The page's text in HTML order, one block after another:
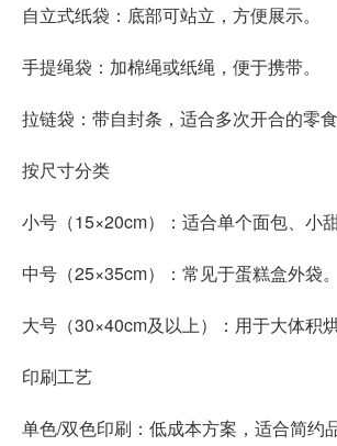
自立式纸袋 ：底部可站立，方便展示。
手提绳袋 ：加棉绳或纸绳，便于携带。
拉链袋：带自封条，适合多次开合的零食
按尺寸分类
小号（15×20cm）：适合单个面包、小甜
中号（25×35cm）：常见于蛋糕盒外袋。
大号（30×40cm及以上）：用于大体积
印刷工艺
单色/双色印刷：低成本方案，适合简约品